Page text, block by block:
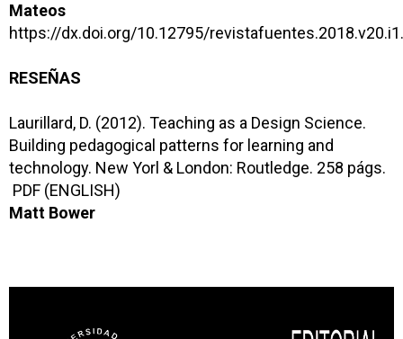
Mateos
https://dx.doi.org/10.12795/
RESEÑAS
Laurillard, D. (2012). Teaching as a Design Science.
Building pedagogical patterns for learning and
technology. New Yorl & London: Routledge. 258 págs.
PDF (ENGLISH)
Matt Bower